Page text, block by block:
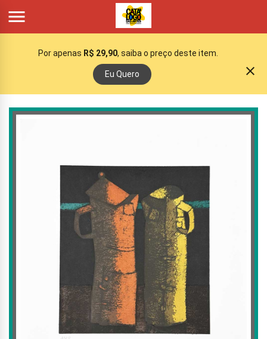

Por apenas R$ 29,90, saiba o preço deste item.
Eu Quero close